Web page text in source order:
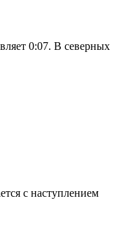
0:07. В северных
с наступлением